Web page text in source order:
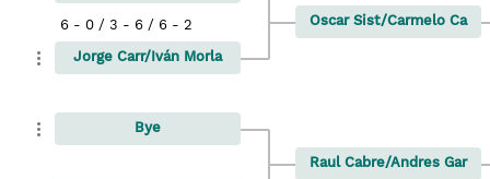
Jorge Carr/Iván Morla
6 - 0 / 3 - 6 / 6 - 2
Bye
Oscar Sist/Carmelo Ca
Raul Cabre/Andres Gar